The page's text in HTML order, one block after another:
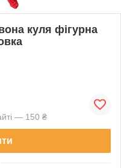
куля фігурна
— 150 ₴